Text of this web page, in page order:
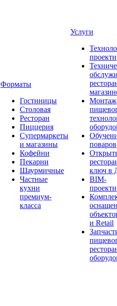
Форматы
Гостиницы
Столовая
Ресторан
Пиццерия
Супермаркеты
и магазины
Кофейни
Пекарни
Шаурмичные
Частные
кухни
премиум-
класса
Услуги
Монтаж
поваров
ключ в
BIM-
и Retail